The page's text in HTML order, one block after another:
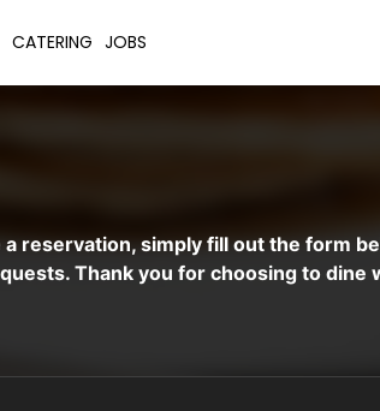
CATERING JOBS